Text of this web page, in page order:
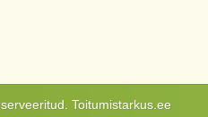
Toitumistarkus.ee